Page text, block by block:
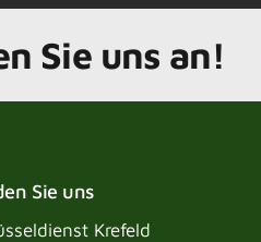
Sie uns an!
Sie uns
Krefeld